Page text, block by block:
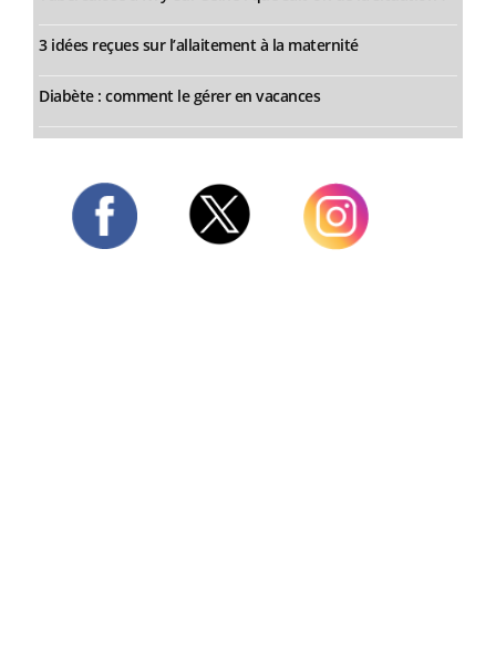
3 idées reçues sur l’allaitement à la maternité
Diabète : comment le gérer en vacances